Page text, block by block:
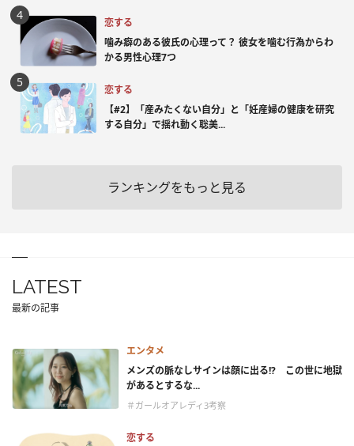
恋する
噛み癖のある彼氏の心理って？ 彼女を噛む行為からわ
かる男性心理7つ
恋する
【#2】「産みたくない自分」と「妊産婦の健康を研究
する自分」で揺れ動く聡美...
ランキングをもっと見る
LATEST
最新の記事
エンタメ
メンズの脈なしサインは顔に出る!? この世に地獄
があるとするな...
＃ガールオアレディ3考察
恋する